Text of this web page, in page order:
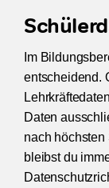
Im
entscheidend.
Daten
nach
bleibst du